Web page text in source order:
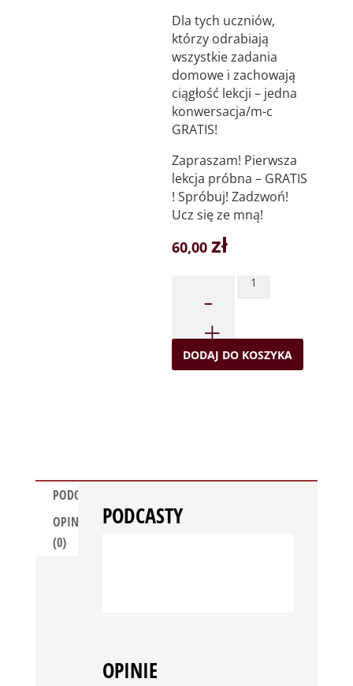
Dla tych uczniów,
którzy odrabiają
wszystkie zadania
domowe i zachowają
ciągłość lekcji – jedna
konwersacja/m-c
GRATIS!
Zapraszam! Pierwsza
lekcja próbna – GRATIS
! Spróbuj! Zadzwoń!
Ucz się ze mną!
60,00zł
DODAJ DO KOSZYKA
PODCAST
OPINIE
(0)
PODCASTY
OPINIE